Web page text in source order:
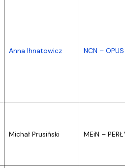
Anna Ihnatowicz NCN –
Michał Prusiński MEiN –